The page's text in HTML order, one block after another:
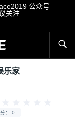
公众号
关注
乐家